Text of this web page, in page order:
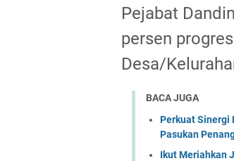
Pejabat
persen
Desa/
BACA JUGA
Perkuat Sinergi
Pasukan
Ikut Meriahkan